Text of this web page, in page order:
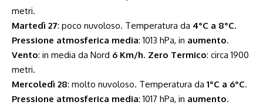
metri.
Martedì 27: poco nuvoloso. Temperatura da 4°C a 8°C.
Pressione atmosferica media: 1013 hPa, in aumento.
Vento: in media da Nord 6 Km/h. Zero Termico: circa 1900
metri.
Mercoledì 28: molto nuvoloso. Temperatura da 1°C a 6°C.
Pressione atmosferica media: 1017 hPa, in aumento.